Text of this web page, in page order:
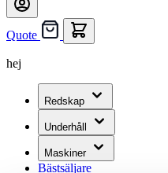
Quote
hej
Redskap
Underhåll
Maskiner
Bästsäljare